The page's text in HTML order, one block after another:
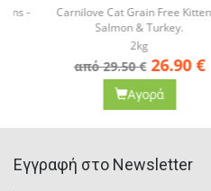
Carnilove Cat Grain Free Kittens -
Salmon & Turkey.
από 29.50 € 26.90€
Αγορά
Eγγραφή στο Newsletter